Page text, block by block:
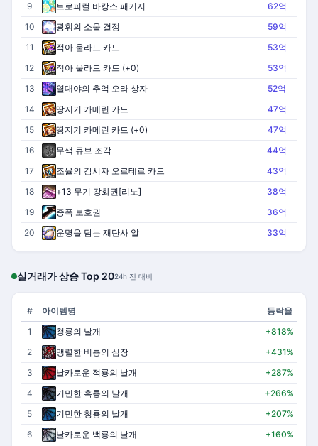
9
트로피컬 바캉스 패키지
62억
10
광휘의 소울 결정
59억
11
적아 울라드 카드
53억
12
적아 울라드 카드 (+0)
53억
13
열대야의 추억 오라 상자
52억
14
땅지기 카메린 카드
47억
15
땅지기 카메린 카드 (+0)
47억
16
무색 큐브 조각
44억
17
조율의 감시자 오르테르 카드
43억
18
+13 무기 강화권[리노]
38억
19
증폭 보호권
36억
20
운명을 담는 재단사 알 33억
실거래가 상승 Top 2024h 전 대비
# 아이템명
등락율
1
청룡의 날개
+818%
2
맹렬한 비룡의 심장
+431%
3
날카로운 적룡의 날개
+287%
4
기민한 흑룡의 날개
+266%
5
기민한 청룡의 날개
+207%
6
날카로운 백룡의 날개
+160%